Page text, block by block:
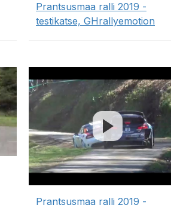
Prantsusmaa ralli 2019 -
testikatse, GHrallyemotion
Prantsusmaa ralli 2019 -